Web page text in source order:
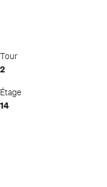
Tour
2
Étage
14